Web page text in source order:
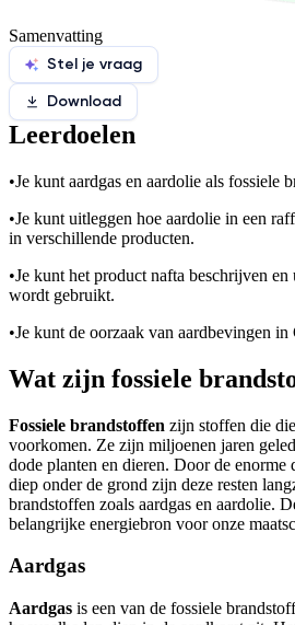
Samenvatting
Stel je vraag
Download
Leerdoelen
•Je kunt aardgas en aardolie als fossiele
•Je kunt uitleggen hoe aardolie in een
in verschillende producten.
•Je kunt het product nafta beschrijven
wordt gebruikt.
•Je kunt de oorzaak van aardbevingen
Wat zijn fossiele
Fossiele brandstoffen zijn stoffen die
voorkomen. Ze zijn miljoenen jaren
dode planten en dieren. Door de enorme
diep onder de grond zijn deze resten
brandstoffen zoals aardgas en aardolie.
belangrijke energiebron voor onze
Aardgas
Aardgas is een van de fossiele